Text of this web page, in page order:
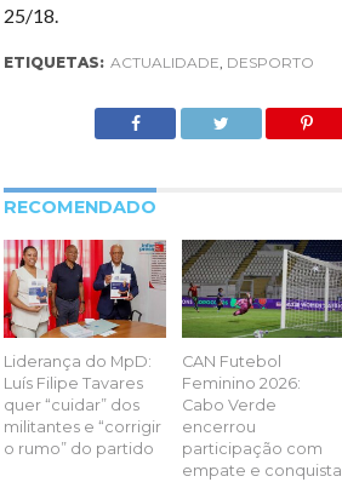
25/18.
ETIQUETAS: ACTUALIDADE, DESPORTO
RECOMENDADO
Liderança do MpD:
Luís Filipe Tavares
quer “cuidar” dos
militantes e “corrigir
o rumo” do partido
CAN Futebol
Feminino 2026:
Cabo Verde
encerrou
participação com
empate e conquista